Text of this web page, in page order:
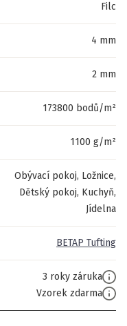
Filc
4 mm
2 mm
173800 bodů/m²
1100 g/m²
Obývací pokoj, Ložnice,
Dětský pokoj, Kuchyň,
Jídelna
BETAP Tufting
3 roky záruka
Vzorek zdarma